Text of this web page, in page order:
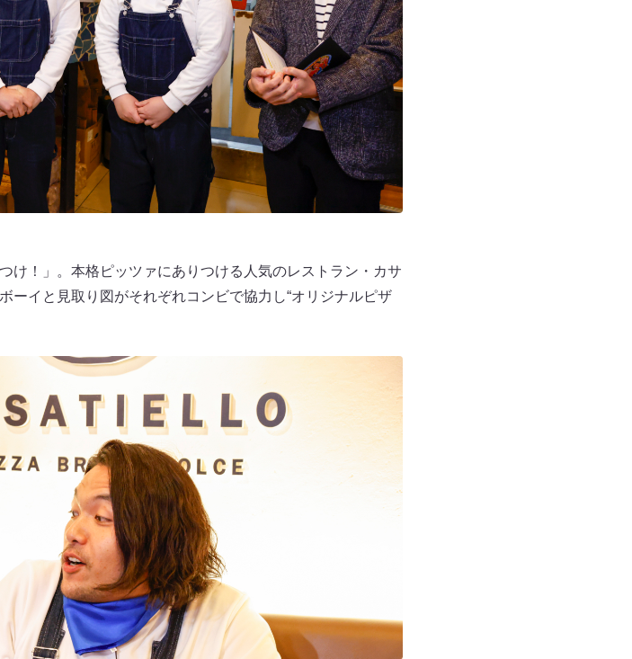
け！」。本格ピッツァにありつける人気のレストラン・カサ
ーイと見取り図がそれぞれコンビで協力し“オリジナルピザ